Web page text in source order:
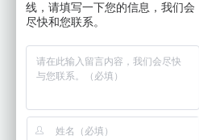
电镀废水果壳活性炭是以
线，请填写一下您的信息，我们会
尽快和您联系。